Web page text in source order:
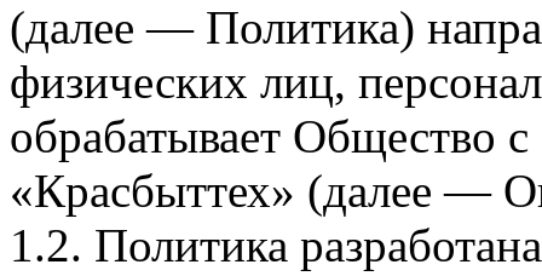
(далее — Политика)
физических лиц,
обрабатывает Общество
«Красбыттех» (далее —
1.2. Политика